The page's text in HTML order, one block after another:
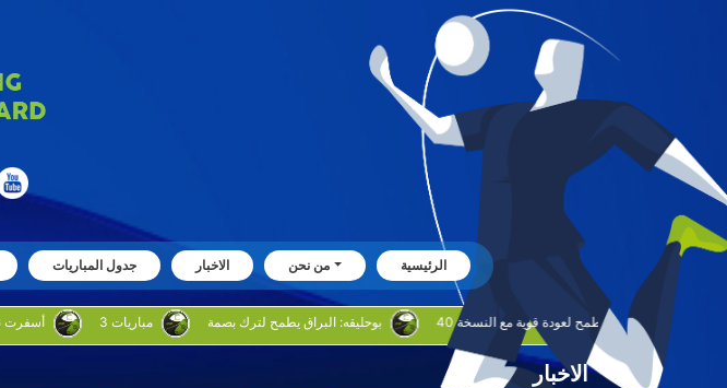
جدول المباريات الاخبار من نحن الرئيسية
3 مباريات بوحليقه: البراق يطمح لترك بصمة ‎دودو: اطمح لعودة قوية مع النسخة 40
الاخبار